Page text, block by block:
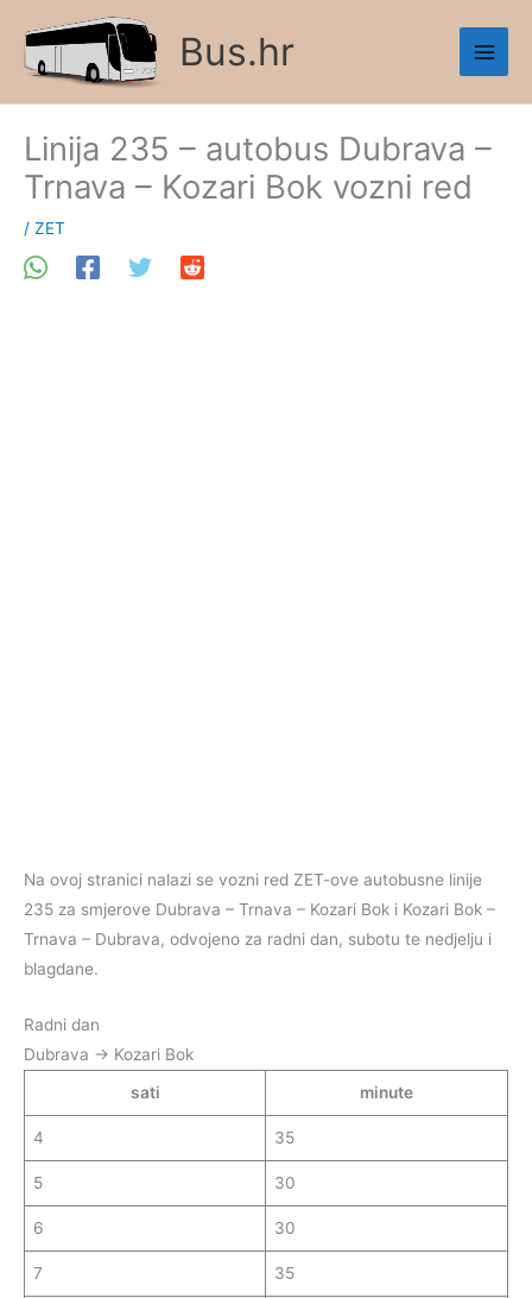
content
Bus.hr
Linija 235 – autobus Dubrava –
Trnava – Kozari Bok vozni red
/ ZET
Na ovoj stranici nalazi se vozni red ZET-ove autobusne linije
235 za smjerove Dubrava – Trnava – Kozari Bok i Kozari Bok –
Trnava – Dubrava, odvojeno za radni dan, subotu te nedjelju i
blagdane.
Radni dan
Dubrava → Kozari Bok
sati
minute
4 35
5 30
6 30
7 35